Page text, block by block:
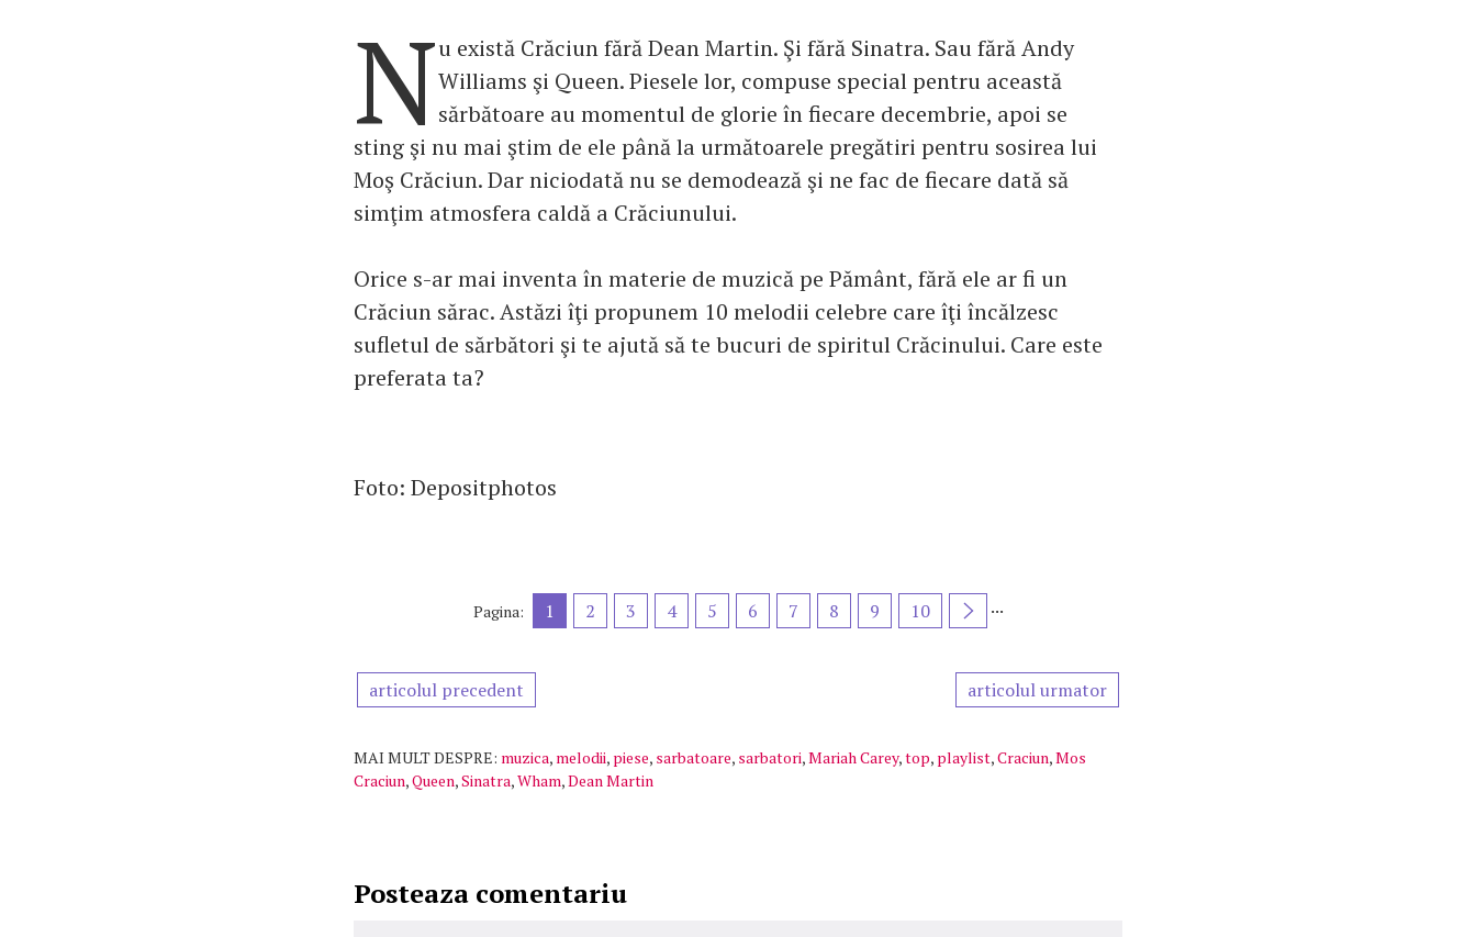
Nu există Crăciun fără Dean Martin. Şi fără Sinatra. Sau fără Andy
Williams şi Queen. Piesele lor, compuse special pentru această
sărbătoare au momentul de glorie în fiecare decembrie, apoi se
sting şi nu mai ştim de ele până la următoarele pregătiri pentru sosirea lui
Moş Crăciun. Dar niciodată nu se demodează şi ne fac de fiecare dată să
simţim atmosfera caldă a Crăciunului.
Orice s-ar mai inventa în materie de muzică pe Pământ, fără ele ar fi un
Crăciun sărac. Astăzi îţi propunem 10 melodii celebre care îţi încălzesc
sufletul de sărbători şi te ajută să te bucuri de spiritul Crăcinului. Care este
preferata ta?
Foto: Depositphotos
Pagina: 1 2 3 4 5 6 7 8 9 10 ...
articolul precedent articolul urmator
MAI MULT DESPRE: muzica, melodii, piese, sarbatoare, sarbatori,Mariah Carey,top, playlist,Craciun,Mos
Craciun,Queen,Sinatra,Wham,Dean Martin
Posteaza comentariu